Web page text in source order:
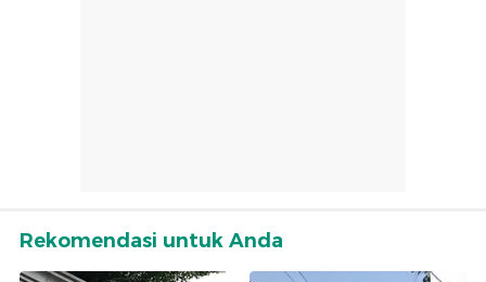
Rekomendasi untuk Anda